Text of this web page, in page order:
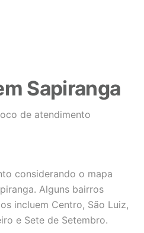
Sapiranga
de atendimento
considerando o mapa
Alguns bairros
incluem Centro, São Luiz,
e Sete de Setembro.